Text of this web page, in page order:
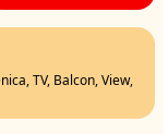
TV, Balcon, View,